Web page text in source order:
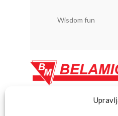
Wisdom fun
Belamionix spada u red